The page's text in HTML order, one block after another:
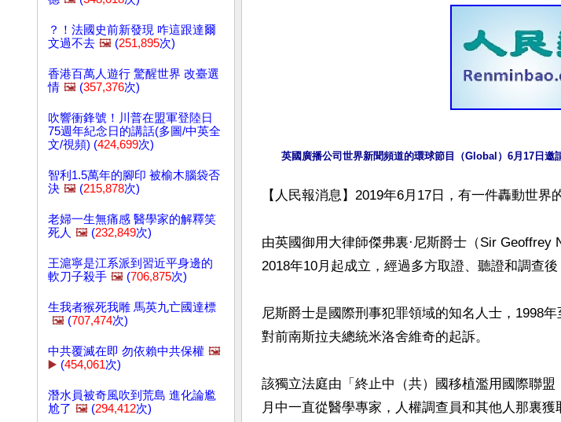
？！法國史前新發現 咋這跟達爾
文過不去 🖼️ (251,895次)
香港百萬人遊行 驚醒世界 改臺選
情 🖼️ (357,376次)
吹響衝鋒號！川普在盟軍登陸日
75週年紀念日的講話(多圖/中英全
文/視頻) (424,699次)
智利1.5萬年的腳印 被榆木腦袋否
決 🖼️ (215,878次)
老婦一生無痛感 醫學家的解釋笑
死人 🖼️ (232,849次)
王滬寧是江系派到習近平身邊的
軟刀子殺手 🖼️ (706,875次)
生我者猴死我雕 馬英九亡國達標
🖼️ (707,474次)
中共覆滅在即 勿依賴中共保權 🖼️
▶️ (454,061次)
潛水員被奇風吹到荒島 進化論尷
尬了 🖼️ (294,412次)
英國廣播公司世界新聞頻道的環球節目（Global）6月17日邀
【人民報消息】2019年6月17日，有一件轟動世界
由英國御用大律師傑弗裏·尼斯爵士（Sir Geoffrey
2018年10月起成立，經過多方取證、聽證和調查
尼斯爵士是國際刑事犯罪領域的知名人士，1998
對前南斯拉夫總統米洛舍維奇的起訴。
該獨立法庭由「終止中（共）國移植濫用國際聯
月中一直從醫學專家，人權調查員和其他人那裏